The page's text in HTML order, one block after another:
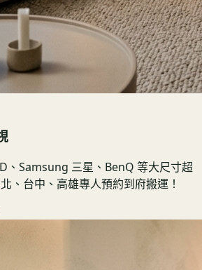
、Samsung 三星、BenQ 等大尺寸超
、台中、高雄專人預約到府搬運！